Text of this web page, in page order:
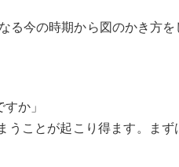
る今の時期から図のかき方を
か」
ことが起こり得ます。まず